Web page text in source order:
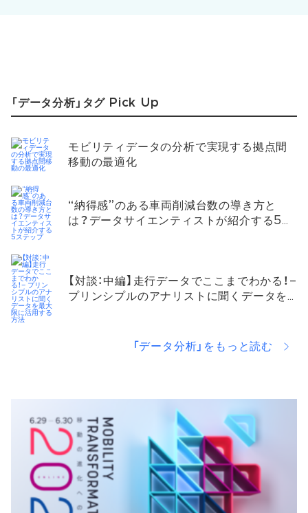
「データ分析」タグ Pick Up
モビリティデータの分析で実現する拠点間
移動の最適化
“納得感”のある車両削減台数の導き方と
は？データサイエンティストが紹介する5ス
【対談：中編】走行データでここまでわかる！–
プリンシプルのアナリストに聞くデータを
「データ分析」をもっと読む